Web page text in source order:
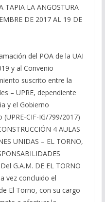
TAPIA LA ANGOSTURA 
DE 2017 AL 19 DE
del POA de la UAI
y al Convenio
suscrito entre la
– UPRE, dependiente
y el Gobierno
CIF-IG/799/2017)
4 AULAS
UNIDAS – EL TORNO,
G.A.M. DE EL TORNO
vez concluido el
El Torno, con su cargo